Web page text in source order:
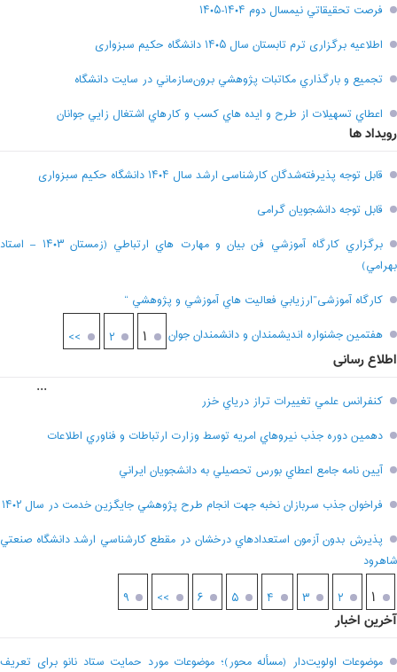
فرصت تحقيقاتي نیمسال دوم ۱۴۰۴-۱۴۰۵
اطلاعیه برگزاری ترم تابستان سال ۱۴۰۵ دانشگاه حکیم سبزواری
تجميع و بارگذاري مکاتبات پژوهشي برون‌سازماني در سايت دانشگاه
اعطاي تسهيلات از طرح و ايده هاي کسب و کارهاي اشتغال زايي جوانان
رویداد ها
قابل توجه پذیرفته‌شدگان کارشناسی ارشد سال ۱۴۰۴ دانشگاه حکیم سبزواری
قابل توجه دانشجویان گرامی
برگزاري کارگاه آموزشي فن بيان و مهارت هاي ارتباطي (زمستان ۱۴۰۳ – استاد
بهرامي)
کارگاه آموزشی”ارزيابي فعاليت هاي آموزشي و پژوهشي “
هفتمين جشنواره انديشمندان و دانشمندان جوان
۱ ۲ >>
اطلاع رسانی
کنفرانس علمي تغييرات تراز درياي خزر
دهمين دوره جذب نيروهاي امريه توسط وزارت ارتباطات و فناوري اطلاعات
آيين نامه جامع اعطاي بورس تحصيلي به دانشجويان ايراني
فراخوان جذب سربازان نخبه جهت انجام طرح پژوهشي جايگزين خدمت در سال ۱۴۰۲
پذيرش بدون آزمون استعدادهاي درخشان در مقطع کارشناسي ارشد دانشگاه صنعتي
شاهرود
۱ ۲ ۳ ۴ ۵ ۶
...
۹ >>
آخرین اخبار
موضوعات اولویت‌دار (مسأله محور)؛ موضوعات مورد حمایت ستاد نانو برای تعریف